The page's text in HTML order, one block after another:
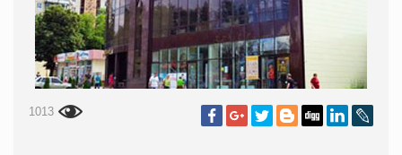
1013